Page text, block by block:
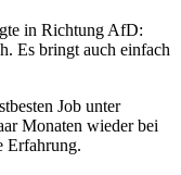
in Richtung AfD:
Es bringt auch einfach
Job unter
Monaten wieder bei
Erfahrung.